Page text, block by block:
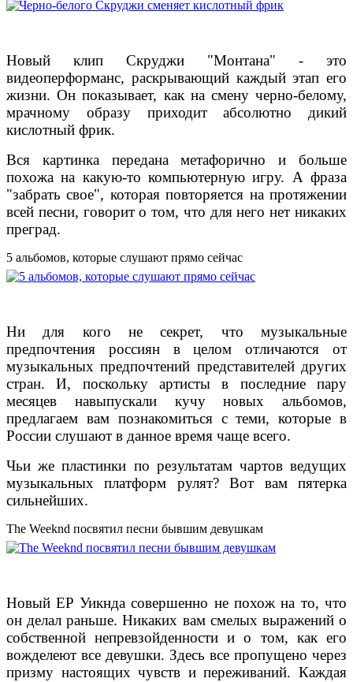
Новый клип Скруджи "Монтана" - это
видеоперформанс, раскрывающий каждый этап его
жизни. Он показывает, как на смену черно-белому,
мрачному образу приходит абсолютно дикий
кислотный фрик.
Вся картинка передана метафорично и больше
похожа на какую-то компьютерную игру. А фраза
"забрать свое", которая повторяется на протяжении
всей песни, говорит о том, что для него нет никаких
преград.
5 альбомов, которые слушают прямо сейчас
Ни для кого не секрет, что музыкальные
предпочтения россиян в целом отличаются от
музыкальных предпочтений представителей других
стран. И, поскольку артисты в последние пару
месяцев навыпускали кучу новых альбомов,
предлагаем вам познакомиться с теми, которые в
России слушают в данное время чаще всего.
Чьи же пластинки по результатам чартов ведущих
музыкальных платформ рулят? Вот вам пятерка
сильнейших.
The Weeknd посвятил песни бывшим девушкам
Новый EP Уикнда совершенно не похож на то, что
он делал раньше. Никаких вам смелых выражений о
собственной непревзойденности и о том, как его
вожделеют все девушки. Здесь все пропущено через
призму настоящих чувств и переживаний. Каждая